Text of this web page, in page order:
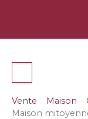
Vente Maison
Maison